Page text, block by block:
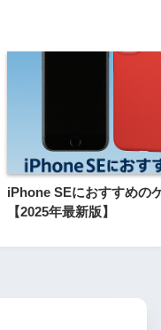
iPhone SEにおすすめの
【2025年最新版】